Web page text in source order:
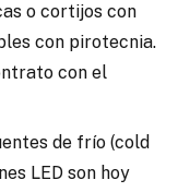
o cortijos con
con pirotecnia.
con el
de frío (cold
LED son hoy